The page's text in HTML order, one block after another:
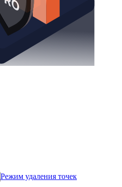
Режим удаления точек